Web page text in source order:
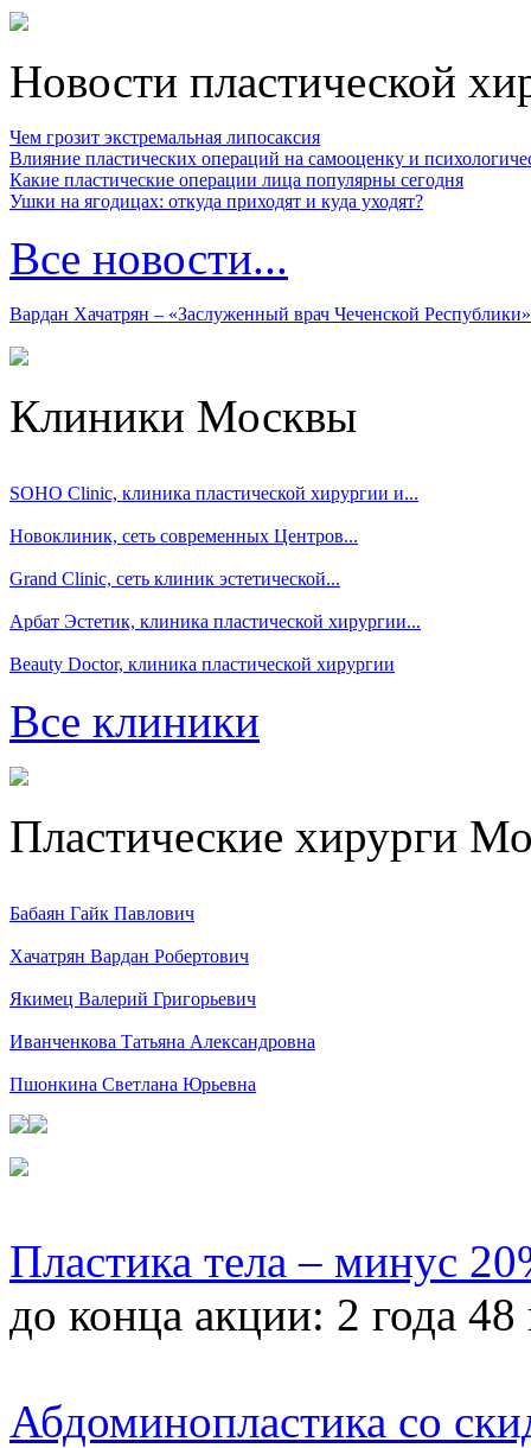
Новости пластической
Чем грозит экстремальная липосаксия
Влияние пластических операций на самооценку и
Какие пластические операции лица популярны сегодня
Ушки на ягодицах: откуда приходят и куда уходят?
Все новости...
Вардан Хачатрян – «Заслуженный врач Чеченской Республики»
Клиники Москвы
SOHO Clinic, клиника пластической хирургии и...
Новоклиник, сеть современных Центров...
Grand Clinic, сеть клиник эстетической...
Арбат Эстетик, клиника пластической хирургии...
Beauty Doctor, клиника пластической хирургии
Все клиники
Пластические хирурги
Бабаян Гайк Павлович
Хачатрян Вардан Робертович
Якимец Валерий Григорьевич
Иванченкова Татьяна Александровна
Пшонкина Светлана Юрьевна
Пластика тела – минус
до конца акции: 2 года 48
Абдоминопластика со